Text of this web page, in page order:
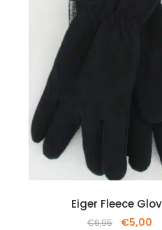
Eiger Fleece
€6,95 €5,00